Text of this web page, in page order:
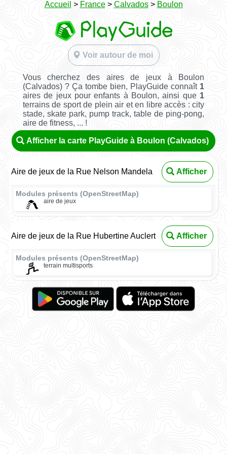
Accueil > France> Calvados> Boulon
Voir autour de moi
Vous cherchez des aires de jeux à Boulon
(Calvados) ? Ça tombe bien, PlayGuide connaît 1
aires de jeux pour enfants à Boulon, ainsi que 1
terrains de sport de plein air et en libre accès : city
stade, skate park, pump track, table de ping-pong,
aire de fitness, ... !
Afficher la carte PlayGuide à Boulon (Calvados)
Aire de jeux de la Rue Nelson Mandela Afficher
Modules présents (OpenStreetMap)
aire de jeux
Aire de jeux de la Rue Hubertine Auclert Afficher
Modules présents (OpenStreetMap)
terrain multisports